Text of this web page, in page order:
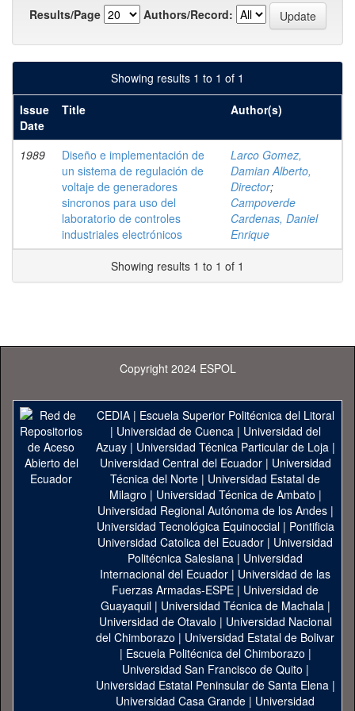
Results/Page
Authors/Record:
Showing results 1 to 1 of 1
Issue
Date
Title Author(s)
1989
Diseño e implementación de
un sistema de regulación de
voltaje de generadores
sincronos para uso del
laboratorio de controles
industriales electrónicos
Larco Gomez,
Damian Alberto,
Director;
Campoverde
Cardenas, Daniel
Enrique
Showing results 1 to 1 of 1
Copyright 2024 ESPOL
CEDIA| Escuela Superior Politécnica del Litoral
| Universidad de Cuenca| Universidad del
Azuay| Universidad Técnica Particular de Loja|
Universidad Central del Ecuador| Universidad
Técnica del Norte | Universidad Estatal de
Milagro | Universidad Técnica de Ambato |
Universidad Regional Autónoma de los Andes|
Universidad Tecnológica Equinoccial| Pontificia
Universidad Catolica del Ecuador | Universidad
Politécnica Salesiana | Universidad
Internacional del Ecuador | Universidad de las
Fuerzas Armadas-ESPE | Universidad de
Guayaquil| Universidad Técnica de Machala|
Universidad de Otavalo | Universidad Nacional
del Chimborazo | Universidad Estatal de Bolivar
| Escuela Politécnica del Chimborazo |
Universidad San Francisco de Quito |
Universidad Estatal Peninsular de Santa Elena|
Universidad Casa Grande | Universidad